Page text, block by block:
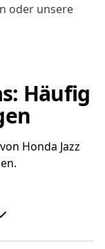
oder unsere
Häufig
Honda Jazz